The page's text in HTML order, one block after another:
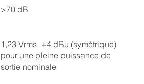
>70 dB
1,23 Vrms, +4 dBu (symétrique)
pour une pleine puissance de
sortie nominale